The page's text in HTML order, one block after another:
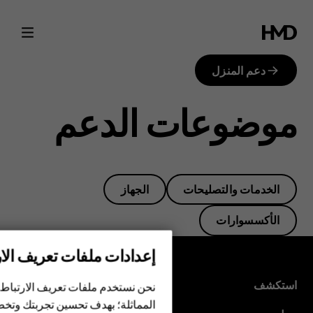
Answers,
solutions
and
how-
tos
for
your
HMD
الهواتف الذكية
دعم المنزل
موضوعات الدعم
الخدمات والتصليحات الجهاز
الأكسسوارات
استكشف
إعدادات ملفات تعريف
نحن نستخدم ملفات تعريف
المماثلة؛ بهدف تحسين تجربتك